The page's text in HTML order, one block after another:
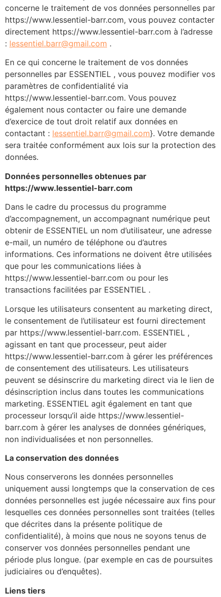
concerne le traitement de vos données personnelles par
https://www.lessentiel-barr.com, vous pouvez contacter
directement https://www.lessentiel-barr.com à l’adresse
: lessentiel.barr@gmail.com .
En ce qui concerne le traitement de vos données
personnelles par ESSENTIEL , vous pouvez modifier vos
paramètres de confidentialité via
https://www.lessentiel-barr.com. Vous pouvez
également nous contacter ou faire une demande
d’exercice de tout droit relatif aux données en
contactant : lessentiel.barr@gmail.com}. Votre demande
sera traitée conformément aux lois sur la protection des
données.
Données personnelles obtenues par
https://www.lessentiel-barr.com
Dans le cadre du processus du programme
d’accompagnement, un accompagnant numérique peut
obtenir de ESSENTIEL un nom d’utilisateur, une adresse
e-mail, un numéro de téléphone ou d’autres
informations. Ces informations ne doivent être utilisées
que pour les communications liées à
https://www.lessentiel-barr.com ou pour les
transactions facilitées par ESSENTIEL .
Lorsque les utilisateurs consentent au marketing direct,
le consentement de l’utilisateur est fourni directement
par https://www.lessentiel-barr.com. ESSENTIEL ,
agissant en tant que processeur, peut aider
https://www.lessentiel-barr.com à gérer les préférences
de consentement des utilisateurs. Les utilisateurs
peuvent se désinscrire du marketing direct via le lien de
désinscription inclus dans toutes les communications
marketing. ESSENTIEL agit également en tant que
processeur lorsqu’il aide https://www.lessentiel-
barr.com à gérer les analyses de données génériques,
non individualisées et non personnelles.
La conservation des données
Nous conserverons les données personnelles
uniquement aussi longtemps que la conservation de ces
données personnelles est jugée nécessaire aux fins pour
lesquelles ces données personnelles sont traitées (telles
que décrites dans la présente politique de
confidentialité), à moins que nous ne soyons tenus de
conserver vos données personnelles pendant une
période plus longue. (par exemple en cas de poursuites
judiciaires ou d’enquêtes).
Liens tiers